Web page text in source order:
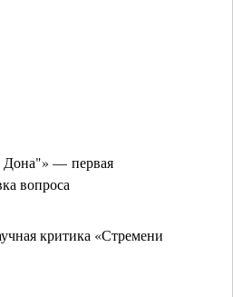
Дона"» — первая
вопроса
критика «Стремени